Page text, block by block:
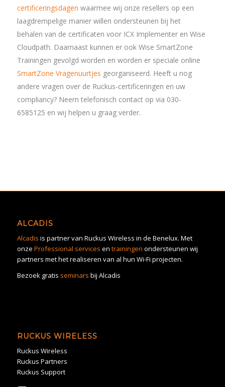
certificeringsdagen waarmee wij onze resellers op een
laagdrempelige manier willen ondersteunen bij het
behalen van de certificaten voor ICX Implementer en Wise
Cloudpath. Daarnaast kunnen er ook Wise SmartZone
Trainingen gevolgd worden en worden er speciale online
SmartZone Vragenuurtjes georganiseerd. Heeft u nog
andere vragen over de Ruckus-certificeringen en uw
compliancy? Neem telefonisch contact op via 030-
6585125 en wij helpen u graag verder.
ALCADIS
Alcadis is partner van Ruckus Wireless in de Benelux. Met
onze Professional services en trainingen ondersteunen wij
partners met het realiseren van al hun Wi-Fi projecten.
Bezoek gratis seminars bij Alcadis
RUCKUS WIRELESS
Ruckus Wireless
Ruckus Partners
Ruckus Support